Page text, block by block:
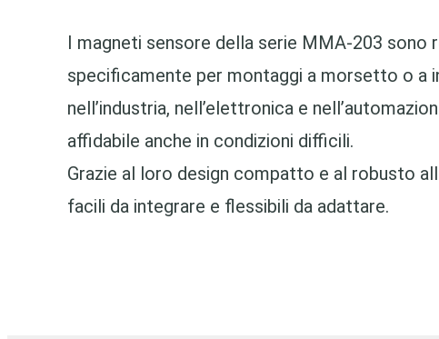
I magneti sensore della serie MMA‑203
specificamente per montaggi a morsetto o a
nell’industria, nell’elettronica e
affidabile anche in condizioni difficili.
Grazie al loro design compatto e al robusto
facili da integrare e flessibili da adattare.